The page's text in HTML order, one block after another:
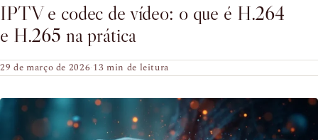
IPTV e codec de vídeo: o que é H.264
e H.265 na prática
29 de março de 2026·13 min de leitura